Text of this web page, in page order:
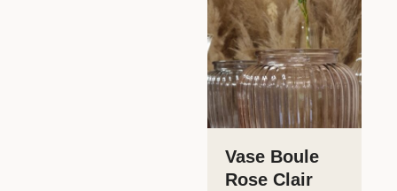
Vase Boule
Rose Clair